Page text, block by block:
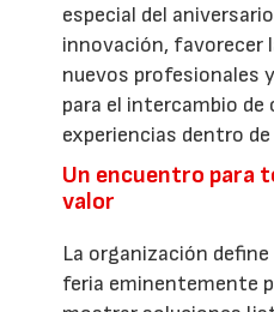
especial del
innovación, favorecer
nuevos profesionales
para el intercambio
experiencias dentro
Un encuentro para
valor
La organización
feria eminentemente